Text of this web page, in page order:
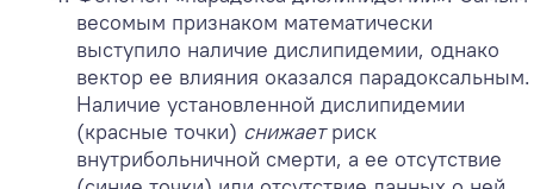
весомым признаком математически
выступило наличие дислипидемии, однако
вектор ее влияния оказался парадоксальным.
Наличие установленной дислипидемии
(красные точки) снижаетриск
внутрибольничной смерти, а ее отсутствие